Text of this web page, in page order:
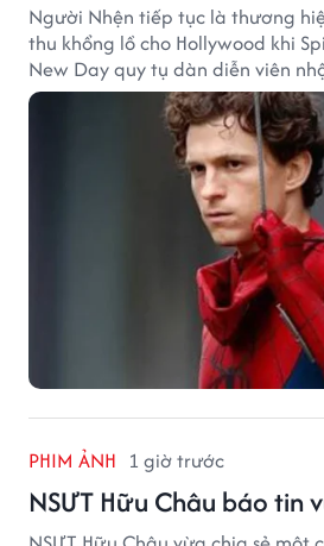
Người Nhện tiếp tục là thương
thu khổng lồ cho Hollywood khi
New Day quy tụ dàn diễn viên
hàng chục đến hàng trăm tỷ
vé của bộ phim cũng giúp nhiều
thu nhập đáng mơ ước.
PHIM ẢNH 1 giờ trước
NSƯT Hữu Châu báo tin